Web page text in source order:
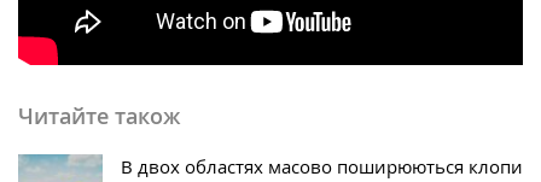
Читайте також
В двох областях масово поширюються клопи